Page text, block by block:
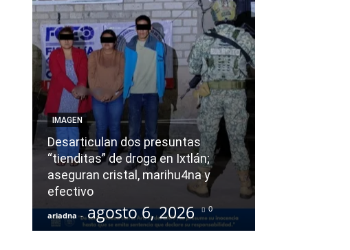
IMAGEN
Desarticulan dos presuntas
“tienditas” de droga en Ixtlán;
aseguran cristal, marihu4na y
efectivo
ariadna - agosto 6, 2026 0